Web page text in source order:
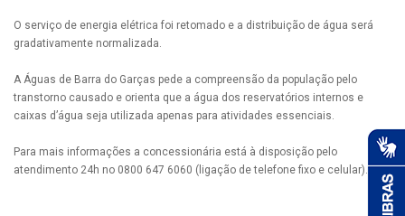
O serviço de energia elétrica foi retomado e a distribuição de água será
gradativamente normalizada.
A Águas de Barra do Garças pede a compreensão da população pelo
transtorno causado e orienta que a água dos reservatórios internos e
caixas d’água seja utilizada apenas para atividades essenciais.
Para mais informações a concessionária está à disposição pelo
atendimento 24h no 0800 647 6060 (ligação de telefone fixo e celular).